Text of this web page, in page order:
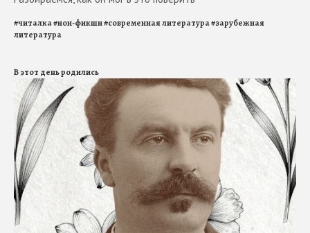
#читалка#нон-фикшн#современная литература#зарубежная
литература
В этот день родились